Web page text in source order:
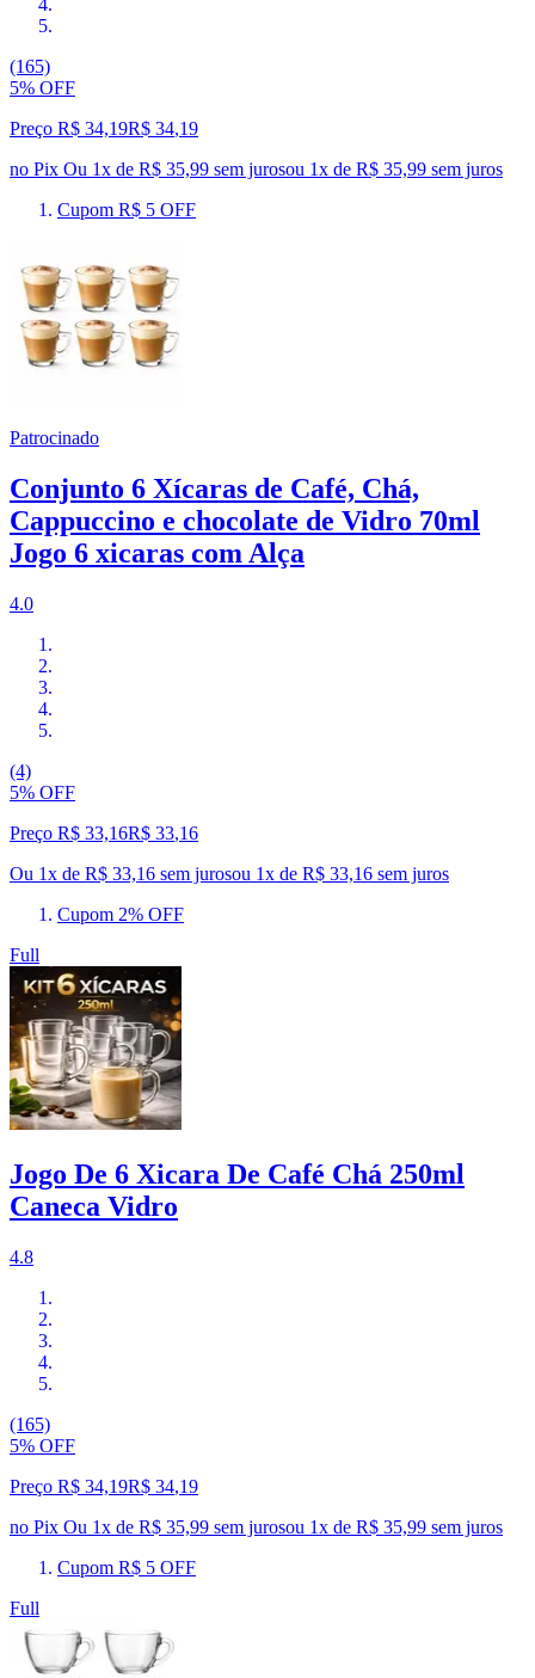
(165)
5% OFF
Preço R$ 34,19R$ 34,19
no Pix Ou 1x de R$ 35,99 sem jurosou 1x de R$ 35,99 sem juros
Cupom R$ 5 OFF
Patrocinado
Conjunto 6 Xícaras de Café, Chá,
Cappuccino e chocolate de Vidro 70ml
Jogo 6 xicaras com Alça
4.0
(4)
5% OFF
Preço R$ 33,16R$ 33,16
Ou 1x de R$ 33,16 sem jurosou 1x de R$ 33,16 sem juros
Cupom 2% OFF
Full
Jogo De 6 Xicara De Café Chá 250ml
Caneca Vidro
4.8
(165)
5% OFF
Preço R$ 34,19R$ 34,19
no Pix Ou 1x de R$ 35,99 sem jurosou 1x de R$ 35,99 sem juros
Cupom R$ 5 OFF
Full